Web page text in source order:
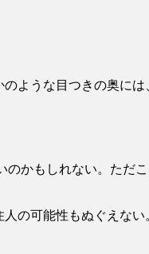
ような目つきの奥に
かもしれない。ただこ
の可能性もぬぐえない